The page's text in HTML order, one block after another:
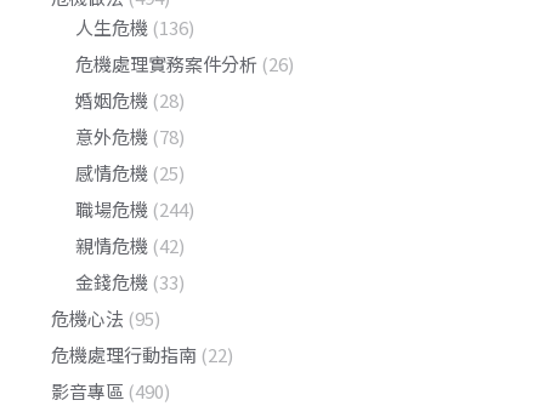
人生危機 (136)
危機處理實務案件分析 (26)
婚姻危機 (28)
意外危機 (78)
感情危機 (25)
職場危機 (244)
親情危機 (42)
金錢危機 (33)
危機心法 (95)
危機處理行動指南 (22)
影音專區 (490)